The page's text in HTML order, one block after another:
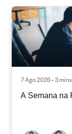
7 Ago 2026 • 3
A Semana na